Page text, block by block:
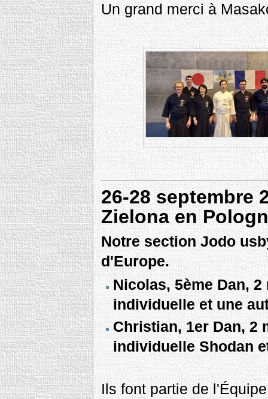
Un grand merci à
26-28 septembre
Zielona en
Notre section Jodo
d'Europe.
Nicolas, 5ème Dan,
individuelle et une
Christian, 1er Dan, 2
individuelle Shodan
Ils font partie de